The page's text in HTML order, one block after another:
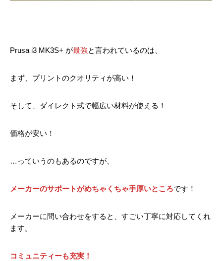
Prusa i3 MK3S+ が最強と言われているのは、
まず、プリントのクオリティが高い！
そして、ダイレクト式で幅広い材料が使える！
価格が安い！
…っていうのもあるのですが、
メーカーのサポートがめちゃくちゃ手厚いところです！
メーカーに問い合わせをすると、すごい丁寧に対応してくれ
ます。
コミュニティーも充実！